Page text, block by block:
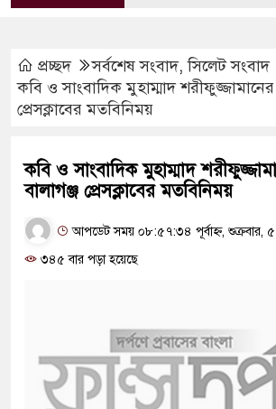
প্রচ্ছদ সর্বশেষ সংবাদ,সিলেট সংবাদ
কবি ও সাংবাদিক মুহাম্মাদ শরীফুজ্জামানের
প্রেসক্লাবের মতবিনিময়
কবি ও সাংবাদিক মুহাম্মাদ
বালাগঞ্জ প্রেসক্লাবের মতবিনিময়
আপডেট সময় ০৮:৫৭:৩৪ পূর্বাহ্ন, শুক্রবার,
৩৪৫ বার পড়া হয়েছে